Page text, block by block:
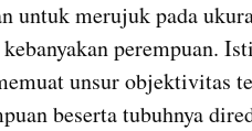
untuk merujuk pada
perempuan.
unsur objektivitas
beserta tubuhnya